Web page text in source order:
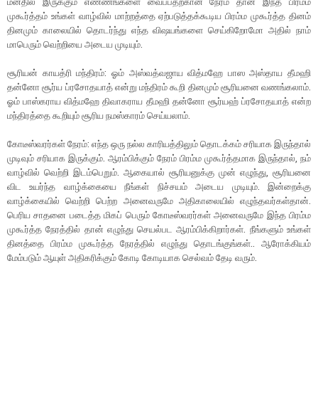
முகூர்த்தம் உங்கள் வாழ்வில் மாற்றத்தை ஏற்படுத்தக்கூடிய பிரம்ம முகூர்த்த தினம்
தினமும் காலையில் தொடர்ந்து எந்த விஷயங்களை செய்கிறோமோ அதில் நாம்
மாபெரும் வெற்றியை அடைய முடியும்.
சூரியன் காயத்ரி மந்திரம்: ஓம் அஸ்வத்வஜாய வித்மஹே பாஸ அஸ்தாய தீமஹி
தன்னோ சூர்ய ப்ரசோதயாத் என்று மந்திரம் கூறி தினமும் சூரியனை வணங்கலாம்.
ஓம் பாஸ்கராய வித்மஹே திவாகராய தீமஹி தன்னோ சூர்யஹ் ப்ரசோதயாத் என்ற
மந்திரத்தை கூறியும் சூரிய நமஸ்காரம் செய்யலாம்.
கோடீஸ்வரர்கள் நேரம்: எந்த ஒரு நல்ல காரியத்திலும் தொடக்கம் சரியாக இருந்தால்
முடிவும் சரியாக இருக்கும். ஆரம்பிக்கும் நேரம் பிரம்ம முகூர்த்தமாக இருந்தால், நம்
வாழ்வில் வெற்றி இடம்பெறும். ஆகையால் சூரியனுக்கு முன் எழுந்து, சூரியனை
விட உயர்ந்த வாழ்க்கையை நீங்கள் நிச்சயம் அடைய முடியும். இன்றைக்கு
வாழ்க்கையில் வெற்றி பெற்ற அனைவருமே அதிகாலையில் எழுந்தவர்கள்தான்.
பெரிய சாதனை படைத்த மிகப் பெரும் கோடீஸ்வரர்கள் அனைவருமே இந்த பிரம்ம
முகூர்த்த நேரத்தில் தான் எழுந்து செயல்பட ஆரம்பிக்கிறார்கள். நீங்களும் உங்கள்
தினத்தை பிரம்ம முகூர்த்த நேரத்தில் எழுந்து தொடங்குங்கள்.. ஆரோக்கியம்
மேம்படும் ஆயுள் அதிகரிக்கும் கோடி கோடியாக செல்வம் தேடி வரும்.